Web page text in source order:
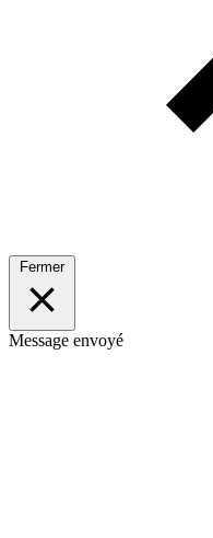
Fermer
Message envoyé